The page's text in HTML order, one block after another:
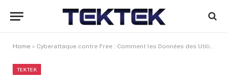
Home » Cyberattaque contre Free : Comment les Données des Utilisateurs Sont Devenues une Cible et ce que Cela Implique pour Haïti
TEKTEK